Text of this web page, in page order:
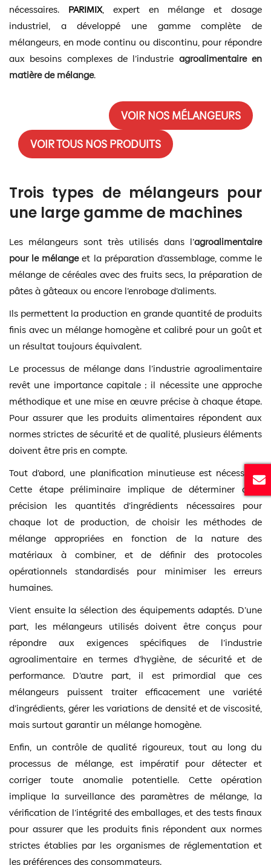
nécessaires. PARIMIX, expert en mélange et dosage
industriel, a développé une gamme complète de
mélangeurs, en mode continu ou discontinu, pour répondre
aux besoins complexes de l’industrie agroalimentaire en
matière de mélange.
VOIR NOS MÉLANGEURS
VOIR TOUS NOS PRODUITS
Trois types de mélangeurs pour
une large gamme de machines
Les mélangeurs sont très utilisés dans l’agroalimentaire
pour le mélangeet la préparation d’assemblage, comme le
mélange de céréales avec des fruits secs, la préparation de
pâtes à gâteaux ou encore l’enrobage d’aliments.
Ils permettent la production en grande quantité de produits
finis avec un mélange homogène et calibré pour un goût et
un résultat toujours équivalent.
Le processus de mélange dans l’industrie agroalimentaire
revêt une importance capitale ; il nécessite une approche
méthodique et une mise en œuvre précise à chaque étape.
Pour assurer que les produits alimentaires répondent aux
normes strictes de sécurité et de qualité, plusieurs éléments
doivent être pris en compte.
Tout d’abord, une planification minutieuse est nécessaire.
Cette étape préliminaire implique de déterminer avec
précision les quantités d’ingrédients nécessaires pour
chaque lot de production, de choisir les méthodes de
mélange appropriées en fonction de la nature des
matériaux à combiner, et de définir des protocoles
opérationnels standardisés pour minimiser les erreurs
humaines.
Vient ensuite la sélection des équipements adaptés. D’une
part, les mélangeurs utilisés doivent être conçus pour
répondre aux exigences spécifiques de l’industrie
agroalimentaire en termes d’hygiène, de sécurité et de
performance. D’autre part, il est primordial que ces
mélangeurs puissent traiter efficacement une variété
d’ingrédients, gérer les variations de densité et de viscosité,
mais surtout garantir un mélange homogène.
Enfin, un contrôle de qualité rigoureux, tout au long du
processus de mélange, est impératif pour détecter et
corriger toute anomalie potentielle. Cette opération
implique la surveillance des paramètres de mélange, la
vérification de l’intégrité des emballages, et des tests finaux
pour assurer que les produits finis répondent aux normes
strictes établies par les organismes de réglementation et
les préférences des consommateurs.